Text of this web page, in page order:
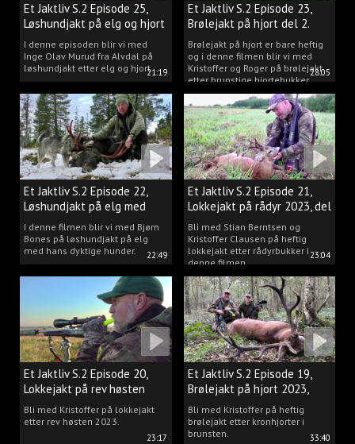
21:19
Et Jaktliv S.2 Episode 25,
Løshundjakt på elg og hjort
i Norge.
I denne episoden blir vi med
Inge Olav Murud fra Alvdal på
løshundjakt etter elg og hjort.
28:05
Et Jaktliv S.2 Episode 23,
Brølejakt på hjort del 2.
Brølejakt på hjort er bare heftig
og i denne filmen blir vi med
Kristoffer og Roger på brølejakt
etter brunstige hjortebukker.
22:49
Et Jaktliv S.2 Episode 22,
Løshundjakt på elg med
Bjørn Bones
I denne filmen blir vi med Bjørn
Bones på løshundjakt på elg
med hans dyktige hunder.
23:04
Et Jaktliv S.2 Episode 21,
Lokkejakt på rådyr 2023, del
3.
Bli med Stian Berntsen og
Kristoffer Clausen på heftig
lokkejakt etter rådyrbukker i
denne filmen.
23:17
Et Jaktliv S.2 Episode 20,
Lokkejakt på rev høsten
2023.
Bli med Kristoffer på lokkejakt
etter rev høsten 2023.
33:40
Et Jaktliv S.2 Episode 19,
Brølejakt på hjort 2023,
del.1
Bli med Kristoffer på heftig
brølejakt etter kronhjorter i
brunsten.